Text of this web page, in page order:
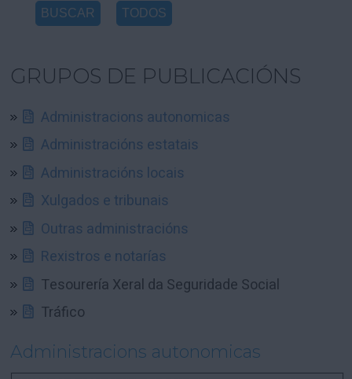
GRUPOS DE PUBLICACIÓNS
Administracions autonomicas
Administracións estatais
Administracións locais
Xulgados e tribunais
Outras administracións
Rexistros e notarías
Tesourería Xeral da Seguridade Social
Tráfico
Administracions autonomicas